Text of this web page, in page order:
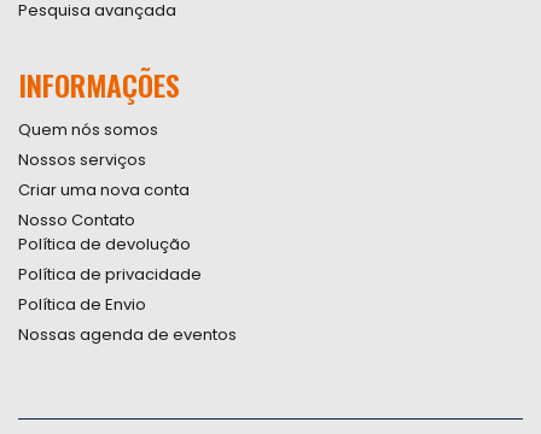
Pesquisa avançada
INFORMAÇÕES
Quem nós somos
Nossos serviços
Criar uma nova conta
Nosso Contato
Política de devolução
Política de privacidade
Política de Envio
Nossas agenda de eventos